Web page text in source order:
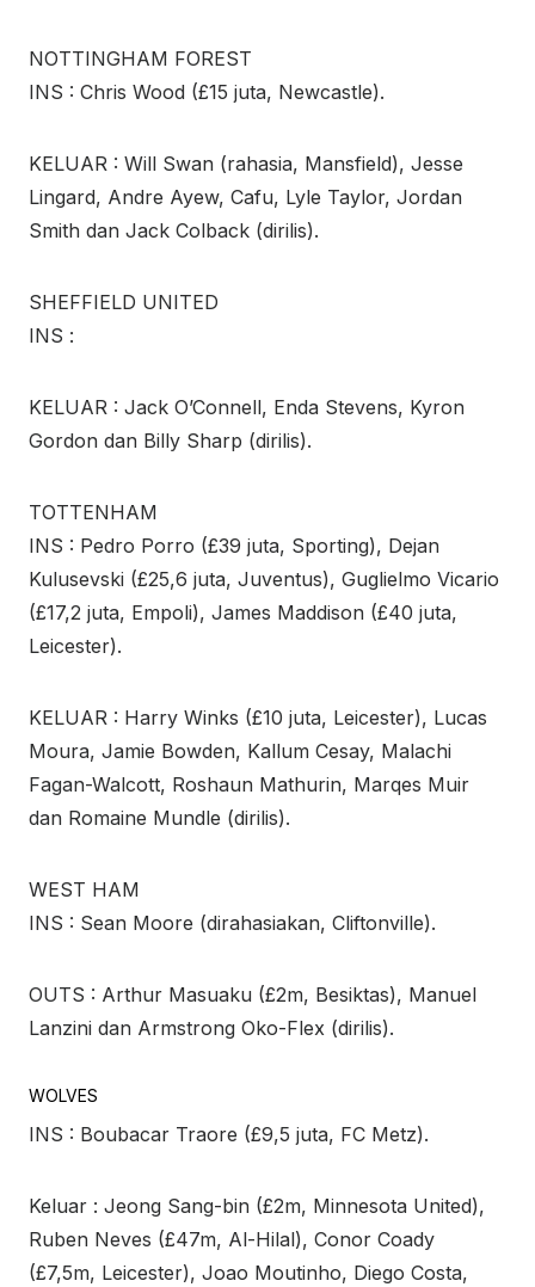
NOTTINGHAM FOREST
INS : Chris Wood (£15 juta, Newcastle).
KELUAR : Will Swan (rahasia, Mansfield), Jesse
Lingard, Andre Ayew, Cafu, Lyle Taylor, Jordan
Smith dan Jack Colback (dirilis).
SHEFFIELD UNITED
INS :
KELUAR : Jack O’Connell, Enda Stevens, Kyron
Gordon dan Billy Sharp (dirilis).
TOTTENHAM
INS : Pedro Porro (£39 juta, Sporting), Dejan
Kulusevski (£25,6 juta, Juventus), Guglielmo Vicario
(£17,2 juta, Empoli), James Maddison (£40 juta,
Leicester).
KELUAR : Harry Winks (£10 juta, Leicester), Lucas
Moura, Jamie Bowden, Kallum Cesay, Malachi
Fagan-Walcott, Roshaun Mathurin, Marqes Muir
dan Romaine Mundle (dirilis).
WEST HAM
INS : Sean Moore (dirahasiakan, Cliftonville).
OUTS : Arthur Masuaku (£2m, Besiktas), Manuel
Lanzini dan Armstrong Oko-Flex (dirilis).
WOLVES
INS : Boubacar Traore (£9,5 juta, FC Metz).
Keluar : Jeong Sang-bin (£2m, Minnesota United),
Ruben Neves (£47m, Al-Hilal), Conor Coady
(£7,5m, Leicester), Joao Moutinho, Diego Costa,